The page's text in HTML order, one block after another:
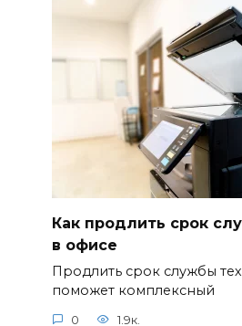
Как продлить срок
в офисе
Продлить срок службы
поможет комплексный
0 1.9к.